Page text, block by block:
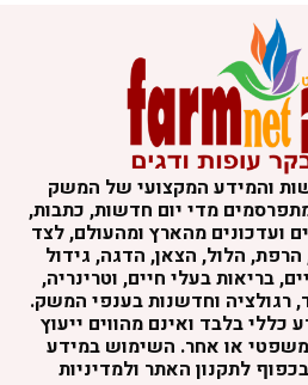
והמידע המקצועי של המשק
מדי יום חדשות, כתבות,
ועדכונים מהארץ ומהעולם, לצד
הרפת, הלול, הצאן, הדגה, גידול
בריאות בעלי חיים, וטרינריה,
רגולציה וחדשנות בענפי המשק.
כללי בלבד ואינם מהווים ייעוץ
משפטי או אחר. השימוש במידע
לתקנון האתר ולמדיניות